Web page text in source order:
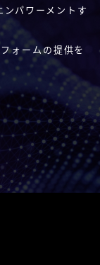
パワーメントす
ォームの提供を